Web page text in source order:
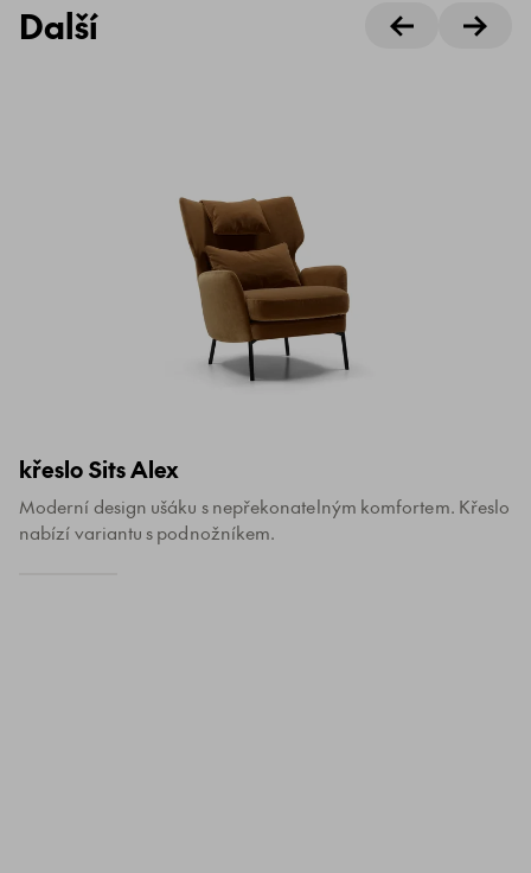
Další
křeslo Sits Alex
Moderní design ušáku s nepřekonatelným komfortem. Křeslo
nabízí variantu s podnožníkem.